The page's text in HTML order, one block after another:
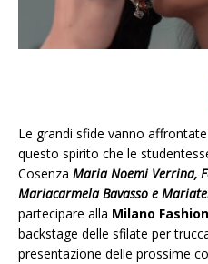
Le grandi sfide vanno
questo spirito che le
Cosenza Maria Noemi Verrina,
Mariacarmela Bavasso e
partecipare alla Milano
backstage delle sfilate per
presentazione delle prossime